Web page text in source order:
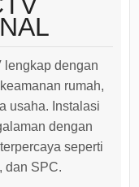
lengkap dengan
rumah,
usaha. Instalasi
dengan
seperti
dan SPC.